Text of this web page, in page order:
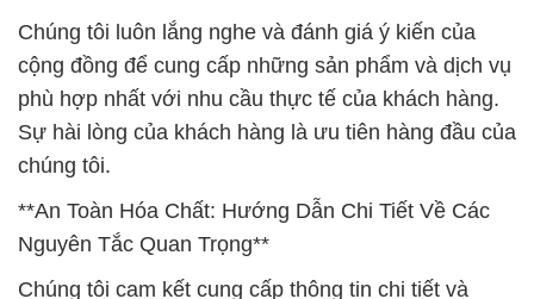
Chúng tôi luôn lắng nghe và đánh giá ý kiến của
cộng đồng để cung cấp những sản phẩm và dịch vụ
phù hợp nhất với nhu cầu thực tế của khách hàng.
Sự hài lòng của khách hàng là ưu tiên hàng đầu của
chúng tôi.
**An Toàn Hóa Chất: Hướng Dẫn Chi Tiết Về Các
Nguyên Tắc Quan Trọng**
Chúng tôi cam kết cung cấp thông tin chi tiết và